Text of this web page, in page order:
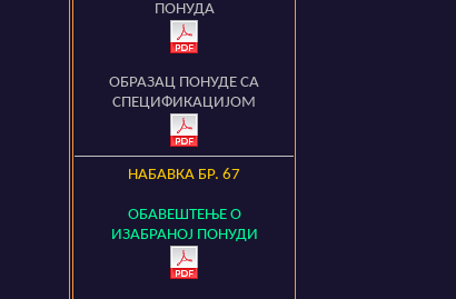
ПОНУДА
ОБРАЗАЦ ПОНУДЕ СА
СПЕЦИФИКАЦИЈОМ
НАБАВКА БР. 67
ОБАВЕШТЕЊЕ О
ИЗАБРАНОЈ ПОНУДИ